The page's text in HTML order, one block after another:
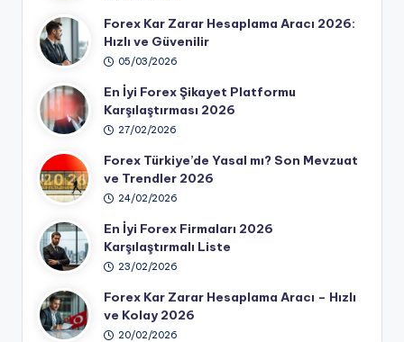
Forex Kar Zarar Hesaplama Aracı 2026:
Hızlı ve Güvenilir
05/03/2026
En İyi Forex Şikayet Platformu
Karşılaştırması 2026
27/02/2026
Forex Türkiye’de Yasal mı? Son Mevzuat
ve Trendler 2026
24/02/2026
En İyi Forex Firmaları 2026
Karşılaştırmalı Liste
23/02/2026
Forex Kar Zarar Hesaplama Aracı – Hızlı
ve Kolay 2026
20/02/2026